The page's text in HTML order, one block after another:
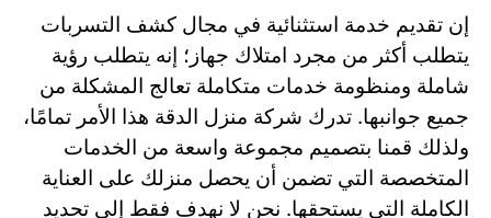
إن تقديم خدمة استثنائية في مجال كشف التسربات
يتطلب أكثر من مجرد امتلاك جهاز؛ إنه يتطلب رؤية
شاملة ومنظومة خدمات متكاملة تعالج المشكلة من
جميع جوانبها. تدرك شركة منزل الدقة هذا الأمر تمامًا،
ولذلك قمنا بتصميم مجموعة واسعة من الخدمات
المتخصصة التي تضمن أن يحصل منزلك على العناية
الكاملة التي يستحقها. نحن لا نهدف فقط إلى تحديد